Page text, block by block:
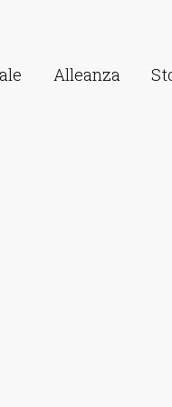
Alleanza